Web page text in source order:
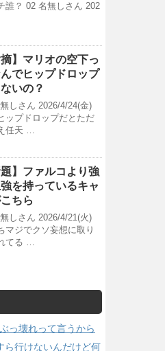
誰？ 02 名無しさん 202
摘】マリオの空下っ
でヒップドロップ
いの？
しさん 2026/4/24(金)
ップドロップだとただ
任天 …
題】ファルコより強
を持っているキャ
ちら
しさん 2026/4/21(火)
マジでクソ妄想に取り
てる …
っ壊れって言うから
ら行けないんだけど何